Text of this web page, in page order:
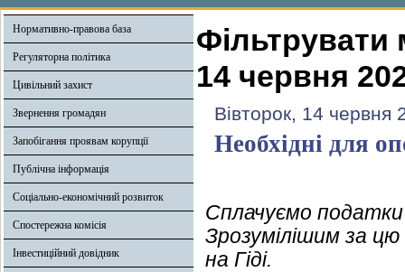
Нормативно-правова база
Регуляторна політика
Цивільний захист
Звернення громадян
Запобігання проявам корупції
Публічна інформація
Соціально-економічний розвиток
Спостережна комісія
Інвестиційний довідник
Фільтрувати
14 червня
Вівторок, 14 червня
Необхідні для
Сплачуємо
Зрозумілішим за
на Гіді.